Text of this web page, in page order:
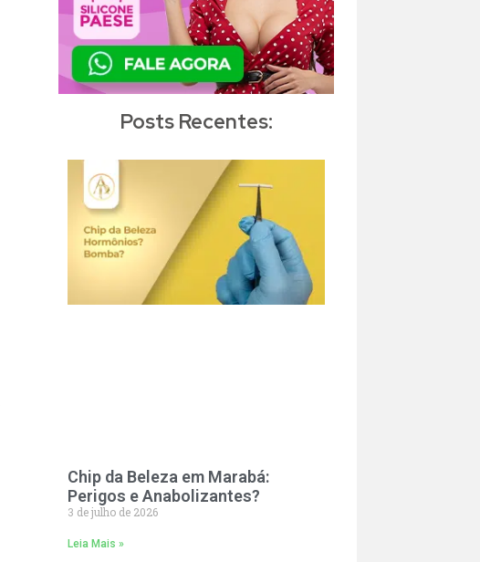
Posts Recentes:
Chip da Beleza em Marabá:
Perigos e Anabolizantes?
3 de julho de 2026
Leia Mais »